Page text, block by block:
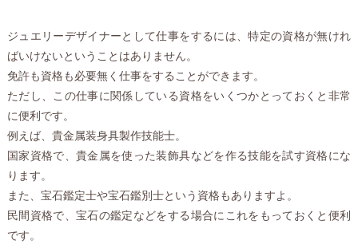
ジュエリーデザイナーとして仕事をするには、特定の資格が無けれ
ばいけないということはありません。
免許も資格も必要無く仕事をすることができます。
ただし、この仕事に関係している資格をいくつかとっておくと非常
に便利です。
例えば、貴金属装身具製作技能士。
国家資格で、貴金属を使った装飾具などを作る技能を試す資格にな
ります。
また、宝石鑑定士や宝石鑑別士という資格もありますよ。
民間資格で、宝石の鑑定などをする場合にこれをもっておくと便利
です。